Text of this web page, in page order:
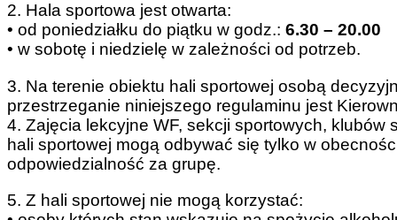
2. Hala sportowa jest otwarta:
• od poniedziałku do piątku w godz.: 6.30 – 20.00
• w sobotę i niedzielę w zależności od potrzeb.
3. Na terenie obiektu hali sportowej osobą
przestrzeganie niniejszego regulaminu jest
4. Zajęcia lekcyjne WF, sekcji sportowych,
hali sportowej mogą odbywać się tylko w
odpowiedzialność za grupę.
5. Z hali sportowej nie mogą korzystać: